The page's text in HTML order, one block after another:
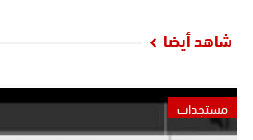
شاهد أيضا
مستجدات